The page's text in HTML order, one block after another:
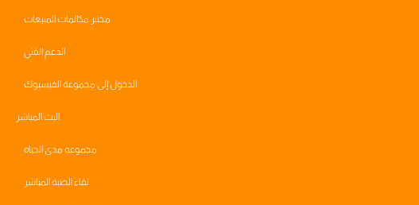
مختبر مكالمات المبيعات
الدعم الفني
الدخول إلى مجموعة الفيسبوك
البث المباشر
مجموعه مدى الحياه
لقاء الصبة المباشر